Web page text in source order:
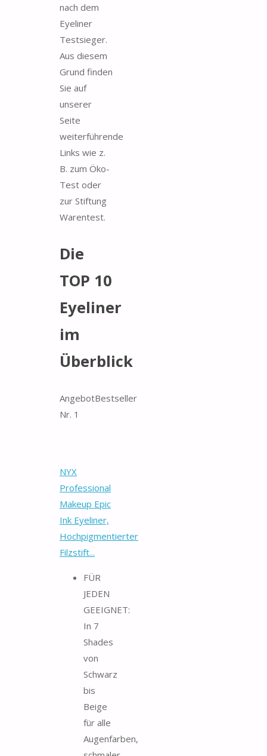
nach dem
Eyeliner
Testsieger.
Aus diesem
Grund finden
Sie auf
unserer
Seite
weiterführende
Links wie z.
B. zum Öko-
Test oder
zur Stiftung
Warentest.
Die
TOP 10
Eyeliner
im
Überblick
AngebotBestseller
Nr. 1
NYX
Professional
Makeup Epic
Ink Eyeliner,
Hochpigmentierter
Filzstift...
FÜR
JEDEN
GEEIGNET:
In 7
Shades
von
Schwarz
bis
Beige
für alle
Augenfarben,